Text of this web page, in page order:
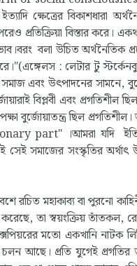
ক্ষেত্রের বিকাশধারা
প্রতিক্রিয়া বিস্তার করে।
বলা উচিত অর্থনৈতিক
: লেটার টু
এবং উৎপাদনের সামনে,
বিপ্লবী এবং প্রগতিশীল
বুর্জোয়াতন্ত্র ছিল
।আমরা যদি
সমাজের সংস্কৃতির অর্থাৎ
রচিত মহাকাব্য বা পুরনো
করেছে, তা স্বয়ংক্রিয় তাঁতকল,
মতো একখানি নাটক
চলন আছে। প্রতি যুগেই